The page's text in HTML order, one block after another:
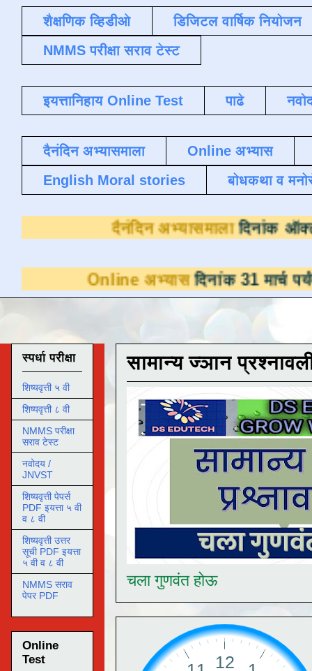
शैक्षणिक व्हिडीओ
डिजिटल वार्षिक नियोजन
NMMS परीक्षा सराव टेस्ट
इयत्तानिहाय Online Test पाढे
दैनंदिन अभ्यासमाला
Online अभ्यास
English Moral stories
बोधकथा व
दैनंदिन अभ्यासमाला
Online अभ्यासदिनांक 31 मार्च पर्यंत
सामान्य ज्ञान
चला गुणवंत होऊ
स्पर्धा परीक्षा
शिष्यवृत्ती ५ वी
शिष्यवृत्ती ८ वी
NMMS परीक्षा
सराव टेस्ट
नवोदय /
JNVST
शिष्यवृत्ती पेपर्स
PDF इयत्ता ५ वी
व ८ वी
शिष्यवृत्ती उत्तर
सूची PDF इयत्ता
५ वी व ८ वी
NMMS सराव
पेपर PDF
Online
Test